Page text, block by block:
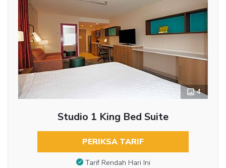
4
Studio 1 King Bed Suite
PERIKSA TARIF
Tarif Rendah Hari Ini